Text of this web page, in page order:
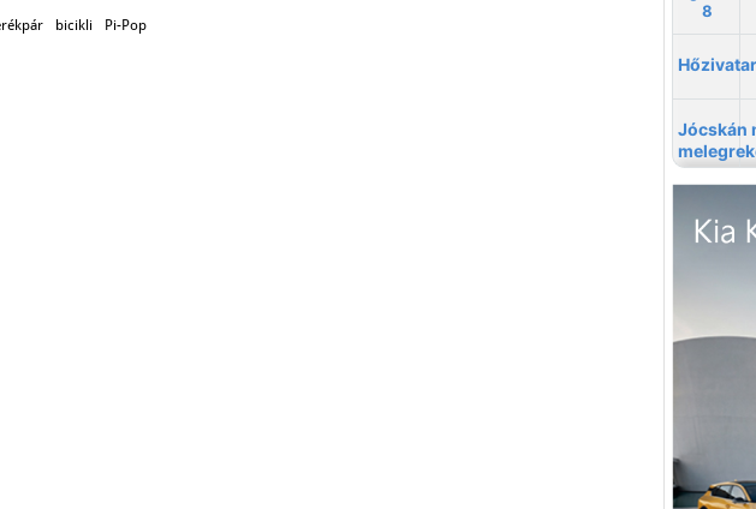
bicikli Pi-Pop